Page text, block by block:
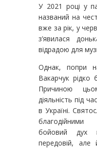
У 2021 році у
названий на
вже за рік, у
з’явилася
відрадою для
Однак, попри
Вакарчук рідко
Причиною
діяльність під
в Україні.
благодійними
бойовий
передовій, але